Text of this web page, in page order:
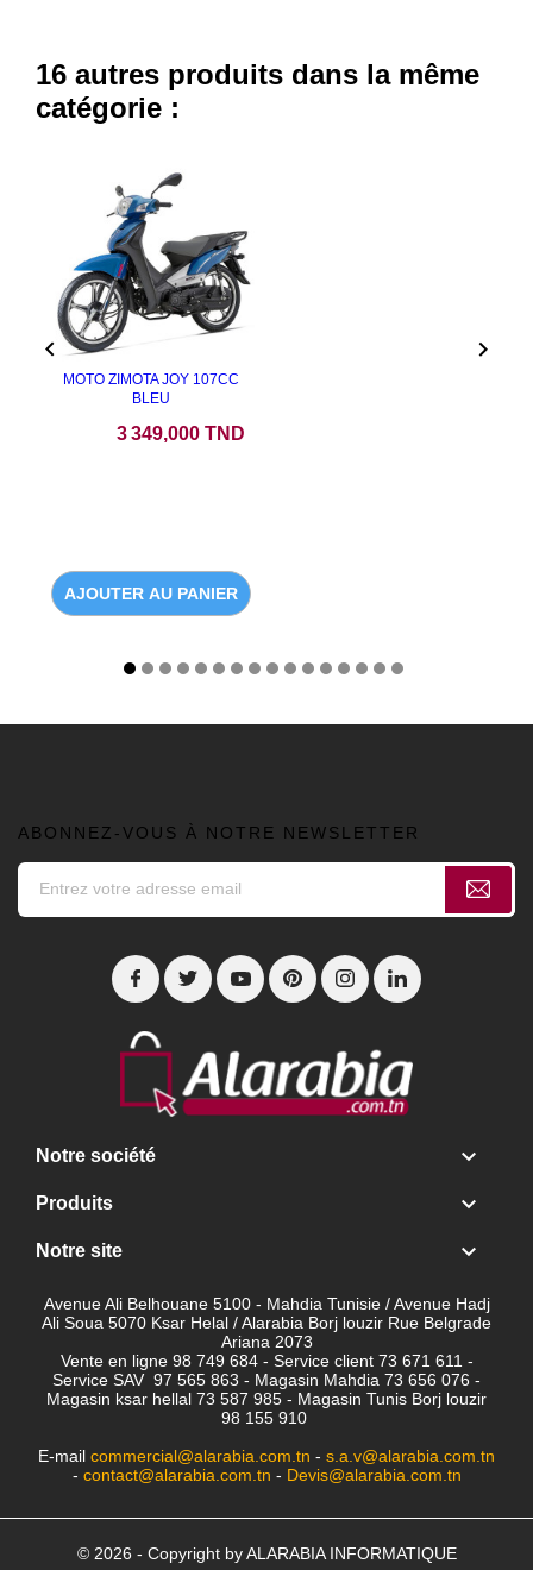
16 autres produits dans la même
catégorie :
MOTO ZIMOTA JOY 107CC
BLEU
3 349,000 TND
AJOUTER AU PANIER
 
ABONNEZ-VOUS À NOTRE NEWSLETTER
Notre société 
Produits 
Notre site 
Avenue Ali Belhouane 5100 - Mahdia Tunisie / Avenue Hadj
Ali Soua 5070 Ksar Helal / Alarabia Borj louzir Rue Belgrade
Ariana 2073
Vente en ligne 98 749 684 - Service client 73 671 611 -
Service SAV 97 565 863 - Magasin Mahdia 73 656 076 -
Magasin ksar hellal 73 587 985 - Magasin Tunis Borj louzir
98 155 910
E-mail commercial@alarabia.com.tn - s.a.v@alarabia.com.tn
- contact@alarabia.com.tn - Devis@alarabia.com.tn
© 2026 - Copyright by ALARABIA INFORMATIQUE